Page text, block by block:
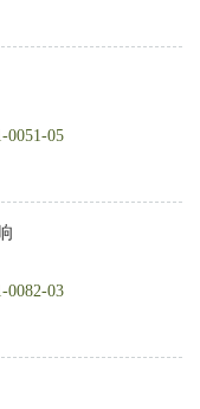
0051-05
0082-03